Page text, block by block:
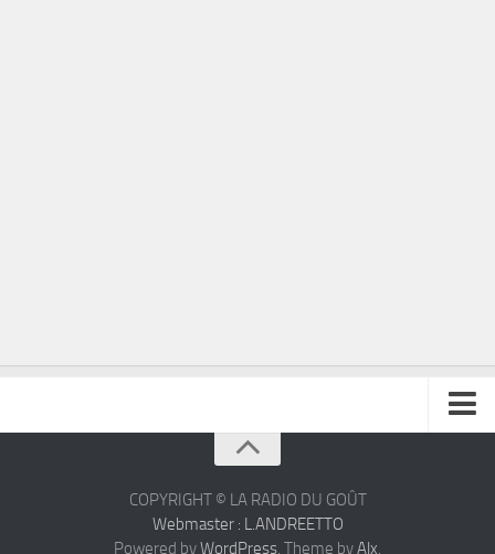
COPYRIGHT © LA RADIO DU GOÛT
Webmaster : L.ANDREETTO
Powered byWordPress. Theme byAlx.